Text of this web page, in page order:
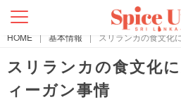
HOME | 基本情報 | スリランカの食文化
スリランカの食文化
ィーガン事情